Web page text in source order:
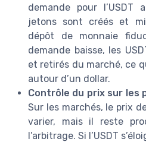
demande pour l’USDT
jetons sont créés et
dépôt de monnaie
demande baisse, les
et retirés du marché, ce
autour d’un dollar.
Contrôle du prix sur les
Sur les marchés, le prix
varier, mais il reste
l’arbitrage. Si l’USDT